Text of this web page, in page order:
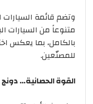
وتضم قائمة السيارات
متنوعاً من السيارات
بالكامل، بما يعكس
للمصنّعين.
القوةالحصانية…دونج